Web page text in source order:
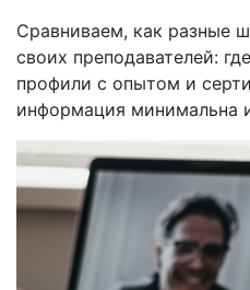
Сравниваем, как разные
своих преподавателей:
профили с опытом и
информация минимальна